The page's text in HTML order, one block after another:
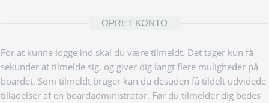
OPRET KONTO
For at kunne logge ind skal du være tilmeldt. Det tager kun få
sekunder at tilmelde sig, og giver dig langt flere muligheder på
boardet. Som tilmeldt bruger kan du desuden få tildelt udvidede
tilladelser af en boardadministrator. Før du tilmelder dig bedes